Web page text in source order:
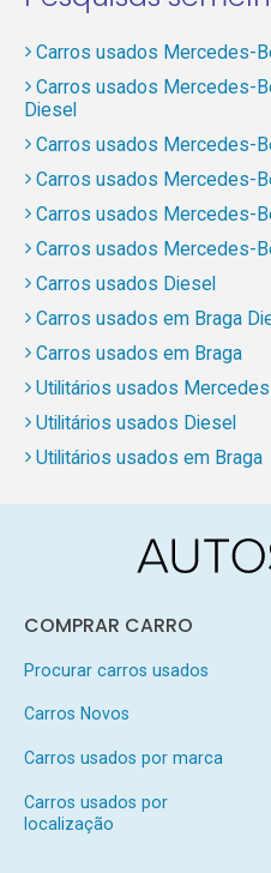
Carros usados Mercedes-
Carros usados Mercedes-
Diesel
Carros usados Mercedes-
Carros usados Mercedes-
Carros usados Mercedes-
Carros usados Mercedes-
Carros usados Diesel
Carros usados em Braga
Carros usados em Braga
Utilitários usados
Utilitários usados Diesel
Utilitários usados em Braga
COMPRAR CARRO
Procurar carros usados
Carros Novos
Carros usados por marca
Carros usados por
localização